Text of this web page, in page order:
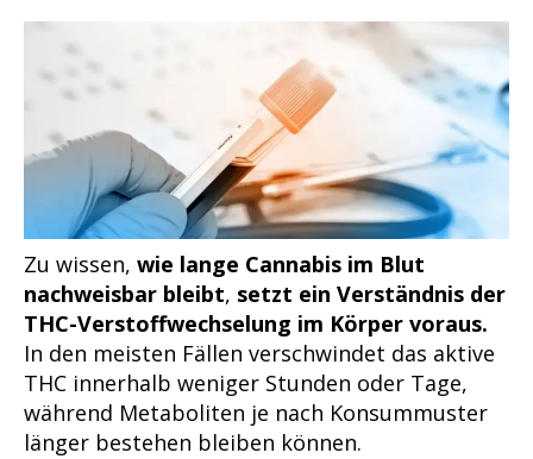
Zu wissen, wie lange Cannabis im Blut
nachweisbar bleibt, setzt ein Verständnis der
THC-Verstoffwechselung im Körper voraus.
In den meisten Fällen verschwindet das aktive
THC innerhalb weniger Stunden oder Tage,
während Metaboliten je nach Konsummuster
länger bestehen bleiben können.